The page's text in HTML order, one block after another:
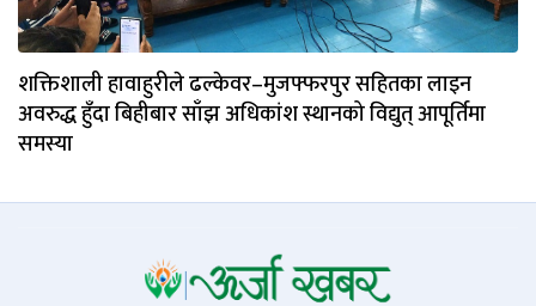
शक्तिशाली हावाहुरीले ढल्केवर–मुजफ्फरपुर सहितका लाइन
अवरुद्ध हुँदा बिहीबार साँझ अधिकांश स्थानको विद्युत् आपूर्तिमा
समस्या